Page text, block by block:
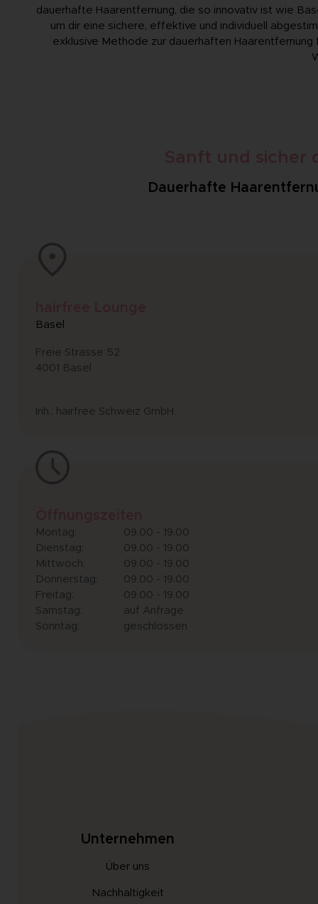
dauerhafte Haarentfernung, die so innovativ ist wie
um dir eine sichere, effektive und individuell
exklusive Methode zur dauerhaften
Dauerhafte
Basel
Freie Strasse 52
4001 Basel
Inh.: hairfree Schweiz GmbH
Montag:
09.00 - 19.00
Dienstag:
09.00 - 19.00
Mittwoch:
09.00 - 19.00
Donnerstag:
09.00 - 19.00
Freitag:
09.00 - 19.00
Samstag:
auf Anfrage
Sonntag:
geschlossen
Unternehmen
Über uns
Nachhaltigkeit